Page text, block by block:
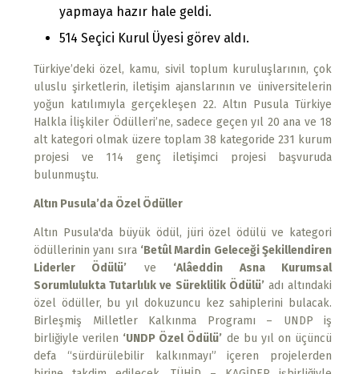
yapmaya hazır hale geldi.
514 Seçici Kurul Üyesi görev aldı.
Türkiye’deki özel, kamu, sivil toplum kuruluşlarının, çok
uluslu şirketlerin, iletişim ajanslarının ve üniversitelerin
yoğun katılımıyla gerçekleşen 22. Altın Pusula Türkiye
Halkla İlişkiler Ödülleri’ne, sadece geçen yıl 20 ana ve 18
alt kategori olmak üzere toplam 38 kategoride 231 kurum
projesi ve 114 genç iletişimci projesi başvuruda
bulunmuştu.
Altın Pusula’da Özel Ödüller
Altın Pusula'da büyük ödül, jüri özel ödülü ve kategori
ödüllerinin yanı sıra ‘Betûl Mardin Geleceği Şekillendiren
Liderler Ödülü’ ve ‘Alâeddin Asna Kurumsal
Sorumlulukta Tutarlılık ve Süreklilik Ödülü’adı altındaki
özel ödüller, bu yıl dokuzuncu kez sahiplerini bulacak.
Birleşmiş Milletler Kalkınma Programı – UNDP iş
birliğiyle verilen ‘UNDP Özel Ödülü’ de bu yıl on üçüncü
defa “sürdürülebilir kalkınmayı” içeren projelerden